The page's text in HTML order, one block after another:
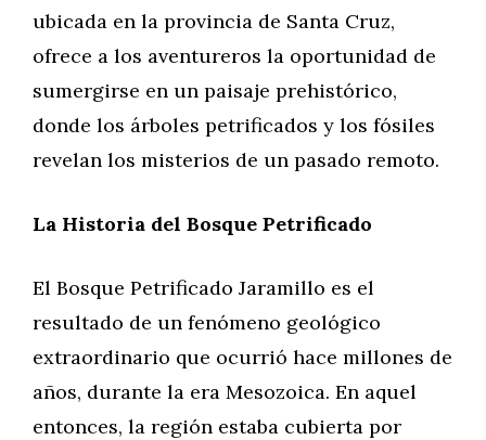
ubicada en la provincia de Santa Cruz,
ofrece a los aventureros la oportunidad de
sumergirse en un paisaje prehistórico,
donde los árboles petrificados y los fósiles
revelan los misterios de un pasado remoto.
La Historia del Bosque Petrificado
El Bosque Petrificado Jaramillo es el
resultado de un fenómeno geológico
extraordinario que ocurrió hace millones de
años, durante la era Mesozoica. En aquel
entonces, la región estaba cubierta por